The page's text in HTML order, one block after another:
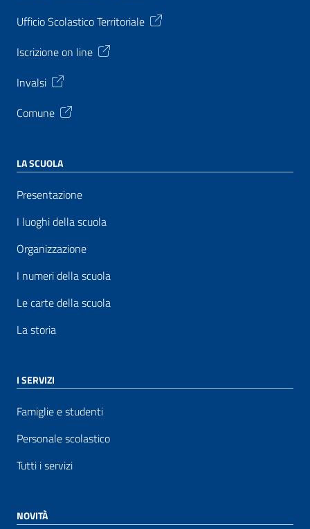
Ufficio Scolastico Territoriale
Iscrizione on line
Invalsi
Comune
LA SCUOLA
Presentazione
I luoghi della scuola
Organizzazione
I numeri della scuola
Le carte della scuola
La storia
I SERVIZI
Famiglie e studenti
Personale scolastico
Tutti i servizi
NOVITÀ